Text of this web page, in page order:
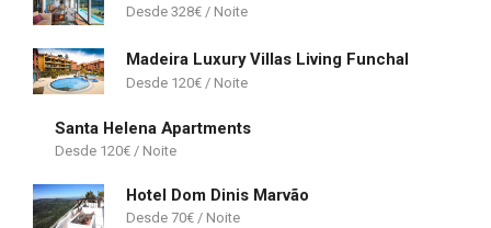
328€
Madeira Luxury Villas Living Funchal
120€
Santa Helena Apartments
120€
Hotel Dom Dinis Marvão
70€